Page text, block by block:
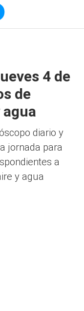
4 de
de
diario y
jornada para
a
y agua